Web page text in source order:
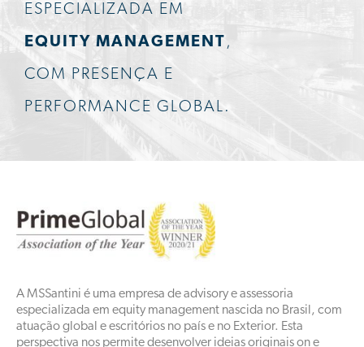
ESPECIALIZADA EM
EQUITY MANAGEMENT ,
COM PRESENÇA E
PERFORMANCE GLOBAL.
A MSSantini é uma empresa de advisory e assessoria
especializada em equity management nascida no Brasil, com
atuação global e escritórios no país e no Exterior. Esta
perspectiva nos permite desenvolver ideias originais on e